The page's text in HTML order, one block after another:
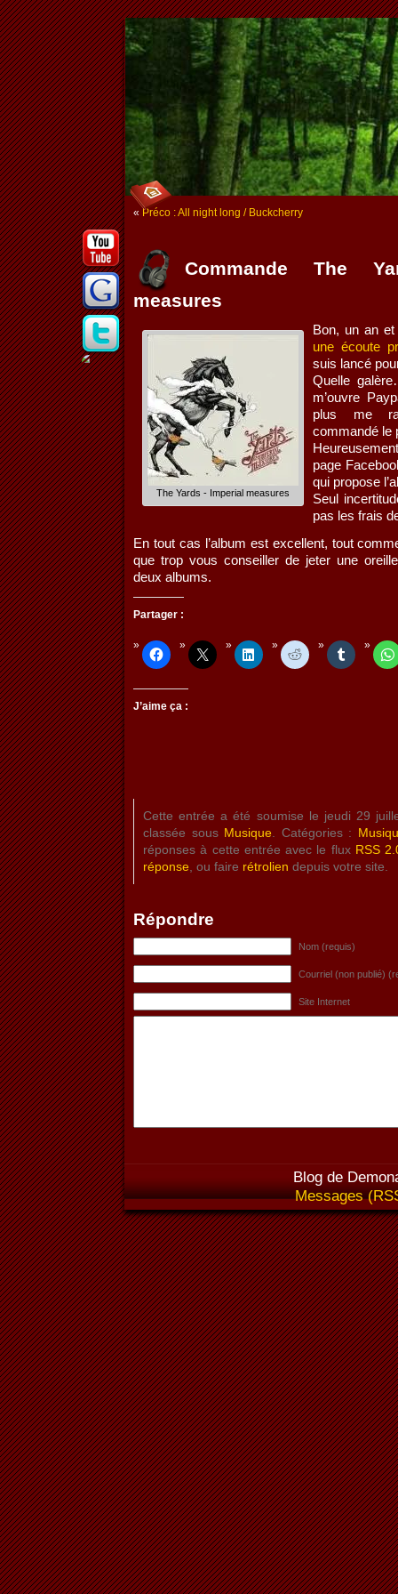
« Préco : All night long / Buckcherry
Commande The
measures
The Yards - Imperial measures
Bon, un an
une écoute
suis lancé
Quelle
m’ouvre
plus me
commandé
page
qui propose
Seul
pas les frais
En tout cas l’album est excellent, tout
que trop vous conseiller de jeter une
deux albums.
Partager :
J’aime ça :
Cette entrée a été soumise le jeudi 29
classée sous Musique . Catégories :
réponses à cette entrée avec le flux RSS
réponse , ou faire rétrolien depuis votre site.
Répondre
Nom (requis)
Courriel (non publié)
Site Internet
Blog de
Messages